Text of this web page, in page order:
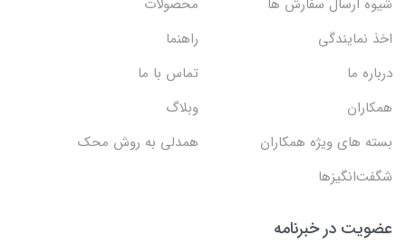
شیوه ارسال سفارش ها
محصولات
اخذ نمایندگی
راهنما
درباره ما
تماس با ما
همکاران
وبلاگ
بسته های ویژه همکاران
همدلی به روش محک
شگفت‌انگیزها
عضویت در خبرنامه